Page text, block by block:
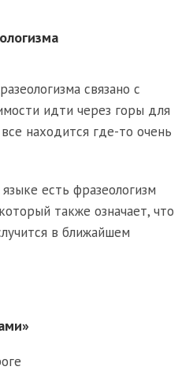
связано с
идти через горы для
находится где-то очень
есть фразеологизм
также означает, что
в ближайшем